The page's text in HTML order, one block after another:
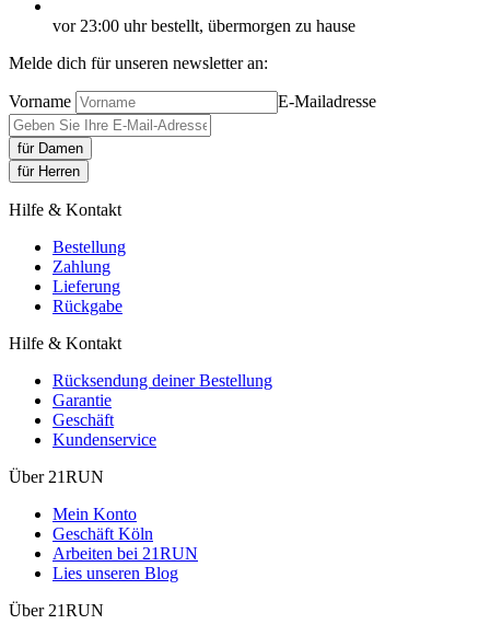
vor 23:00 uhr bestellt, übermorgen zu hause
Melde dich für unseren newsletter an:
Vorname E-Mailadresse
für Damen
für Herren
Hilfe & Kontakt
Bestellung
Zahlung
Lieferung
Rückgabe
Hilfe & Kontakt
Rücksendung deiner Bestellung
Garantie
Geschäft
Kundenservice
Über 21RUN
Mein Konto
Geschäft Köln
Arbeiten bei 21RUN
Lies unseren Blog
Über 21RUN